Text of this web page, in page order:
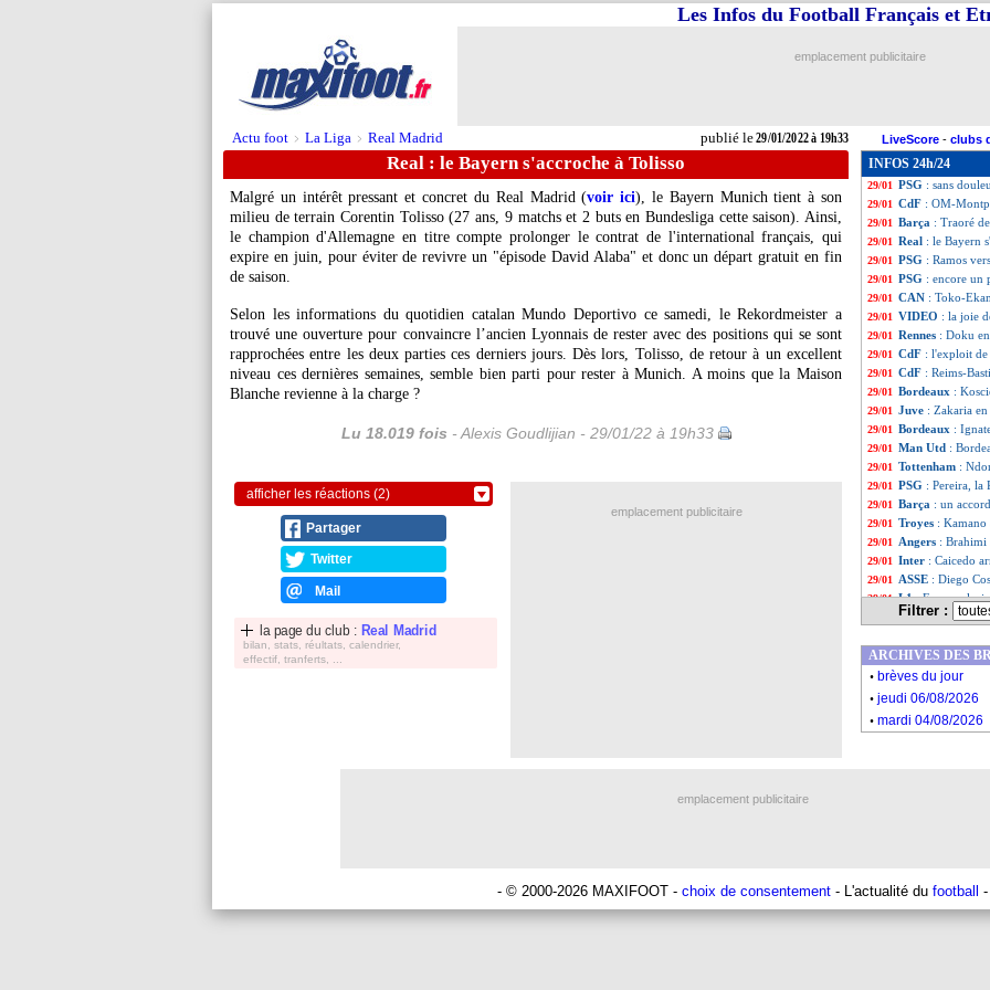
Actu foot > La Liga > Real Madrid publié le29/01/2022 à 19h33
Les Infos du Football Français et
emplacement publicitaire
LiveScore - clubs
Real : le Bayern s'accroche à Tolisso
Malgré un intérêt pressant et concret du Real Madrid (voir ici), le Bayern Munich tient à son
milieu de terrain Corentin Tolisso (27 ans, 9 matchs et 2 buts en Bundesliga cette saison). Ainsi,
le champion d'Allemagne en titre compte prolonger le contrat de l'international français, qui
expire en juin, pour éviter de revivre un "épisode David Alaba" et donc un départ gratuit en fin
de saison.
Selon les informations du quotidien catalan Mundo Deportivo ce samedi, le Rekordmeister a
trouvé une ouverture pour convaincre l’ancien Lyonnais de rester avec des positions qui se sont
rapprochées entre les deux parties ces derniers jours. Dès lors, Tolisso, de retour à un excellent
niveau ces dernières semaines, semble bien parti pour rester à Munich. A moins que la Maison
Blanche revienne à la charge ?
Lu 18.019 fois - Alexis Goudlijian - 29/01/22 à 19h33
afficher les réactions (2)
Partager
Twitter
Mail
la page du club : Real Madrid
bilan, stats, réultats, calendrier,
effectif, tranferts, ...
INFOS 24h/24
29/01 OM: Gigot
29/01 Man City
29/01 PHOTO :
29/01 CdF: Bastia fait
29/01 PSG : sans
29/01 CdF : OM-
29/01 Barça : Traoré
29/01 Real : le Bayern
29/01 PSG : Ramos
29/01 PSG : encore un
29/01 CAN : Toko-
29/01 VIDEO : la joie
29/01 Rennes : Doku
29/01 CdF : l'exploit de
29/01 CdF : Reims-
29/01 Bordeaux :
29/01 Juve : Zakaria
29/01 Bordeaux :
29/01 Man Utd :
29/01 Tottenham :
29/01 PSG : Pereira, la
29/01 Barça : un
29/01 Troyes : Kamano
29/01 Angers : Brahimi
29/01 Inter : Caicedo
29/01 ASSE : Diego
29/01 L1: Favre
Bordeaux :
29/01 Tottenham:
29/01 Rennes : la mise
29/01 OM: l'amertume
29/01 Gambie: Barrow
29/01 Sénégal: Mané
Lyon: accord
Filtrer :
emplacement publicitaire
ARCHIVES DES
. brèves du jour
. jeudi 06/08/2026
. mardi 04/08/2026
emplacement publicitaire
- © 2000-2026 MAXIFOOT - choix de consentement - L'actualité du football -